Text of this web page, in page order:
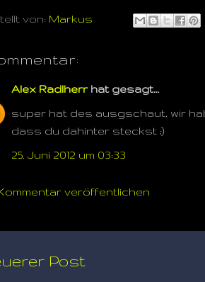
von: Markus
Alex Radlherrhat gesagt…
super hat des ausgschaut, wir
dass du dahinter steckst ;)
25. Juni 2012 um 03:33
veröffentlichen
Post